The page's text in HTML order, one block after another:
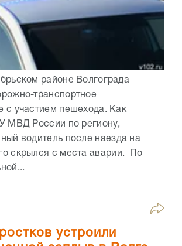
районе Волгограда
транспортное
с участием пешехода. Как
МВД России по региону,
водитель после наезда на
скрылся с места аварии. По
устроили